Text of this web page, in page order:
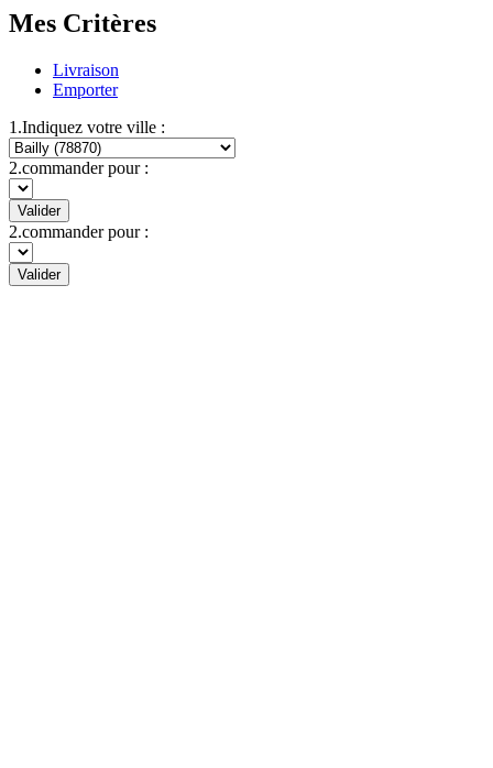
Mes Critères
Livraison
Emporter
1.Indiquez votre ville :
2.commander pour :
Valider
2.commander pour :
Valider